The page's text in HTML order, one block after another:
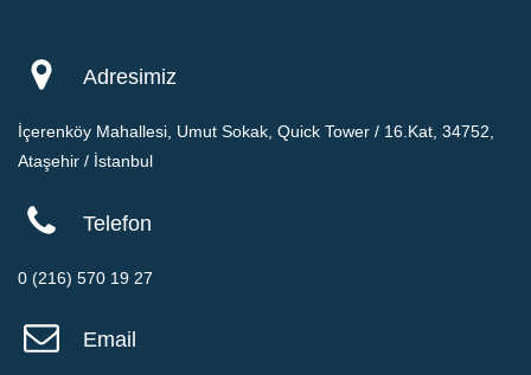
Adresimiz
İçerenköy Mahallesi, Umut Sokak, Quick Tower / 16.Kat, 34752,
Ataşehir / İstanbul
Telefon
0 (216) 570 19 27
Email